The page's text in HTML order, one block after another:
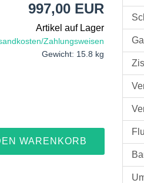
997,00 EUR
Artikel auf Lager
Zahlungsweisen
Gewicht: 15.8 kg
WARENKORB